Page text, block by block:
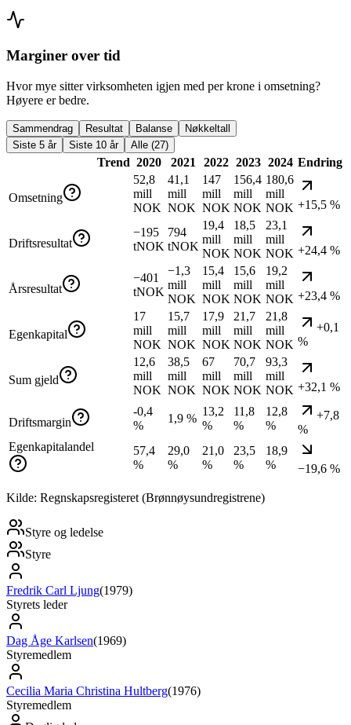
Marginer over tid
Hvor mye sitter virksomheten igjen med per krone i omsetning?
Høyere er bedre.
Sammendrag Resultat Balanse
Nøkkeltall
Siste 5 år
Siste 10 år Alle (27)
Trend 2020 2021 2022 2023 2024 Endring
Omsetning
52,8
mill
NOK
41,1
mill
NOK
147
mill
NOK
156,4
mill
NOK
180,6
mill
NOK +15,5 %
Driftsresultat
−195
tNOK
794
tNOK
19,4
mill
NOK
18,5
mill
NOK
23,1
mill
NOK +24,4 %
Årsresultat
−401
tNOK
−1,3
mill
NOK
15,4
mill
NOK
15,6
mill
NOK
19,2
mill
NOK +23,4 %
Egenkapital
17
mill
NOK
15,7
mill
NOK
17,9
mill
NOK
21,7
mill
NOK
21,8
mill
NOK
+0,1
%
Sum gjeld
12,6
mill
NOK
38,5
mill
NOK
67
mill
NOK
70,7
mill
NOK
93,3
mill
NOK +32,1 %
Driftsmargin
-0,4
%
1,9 %
13,2
%
11,8
%
12,8
%
+7,8
%
Egenkapitalandel
57,4
%
29,0
%
21,0
%
23,5
%
18,9
%
−19,6 %
Kilde: Regnskapsregisteret (Brønnøysundregistrene)
Styre og ledelse
Styre
Fredrik Carl Ljung(1979)
Styrets leder
Dag Åge Karlsen(1969)
Styremedlem
Cecilia Maria Christina Hultberg(1976)
Styremedlem